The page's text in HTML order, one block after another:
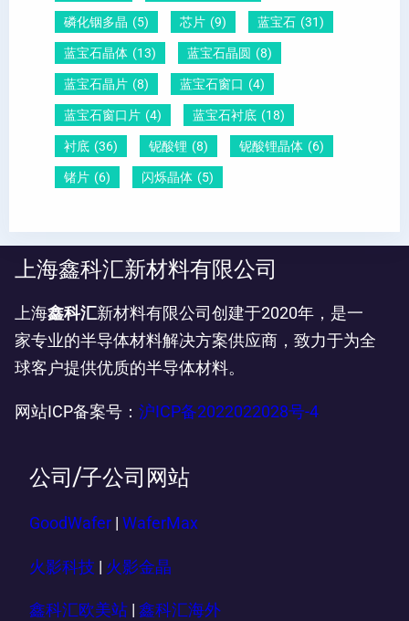
磷化铟多晶 (5) 芯片 (9) 蓝宝石 (31)
蓝宝石晶体 (13) 蓝宝石晶圆 (8)
蓝宝石晶片 (8) 蓝宝石窗口 (4)
蓝宝石窗口片 (4) 蓝宝石衬底 (18)
衬底 (36) 铌酸锂 (8) 铌酸锂晶体 (6)
锗片 (6) 闪烁晶体 (5)
上海鑫科汇新材料有限公司
上海鑫科汇新材料有限公司创建于2020年，是一
家专业的半导体材料解决方案供应商，致力于为全
球客户提供优质的半导体材料。
网站ICP备案号： 沪ICP备2022022028号-4
公司/子公司网站
GoodWafer WaferMax
火影科技 | 火影金晶
鑫科汇欧美站 鑫科汇海外